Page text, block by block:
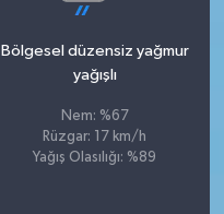
Bölgesel düzensiz yağmur
yağışlı
Nem: %67
Rüzgar: 17 km/h
Yağış Olasılığı: %89